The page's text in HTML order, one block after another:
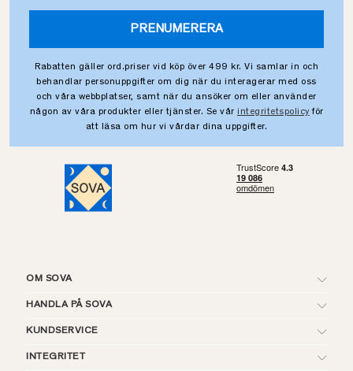
PRENUMERERA
Rabatten gäller ord.priser vid köp över 499 kr. Vi samlar in och
behandlar personuppgifter om dig när du interagerar med oss
och våra webbplatser, samt när du ansöker om eller använder
någon av våra produkter eller tjänster. Se vår integritetspolicy för
att läsa om hur vi vårdar dina uppgifter.
OM SOVA
HANDLA PÅ SOVA
KUNDSERVICE
INTEGRITET